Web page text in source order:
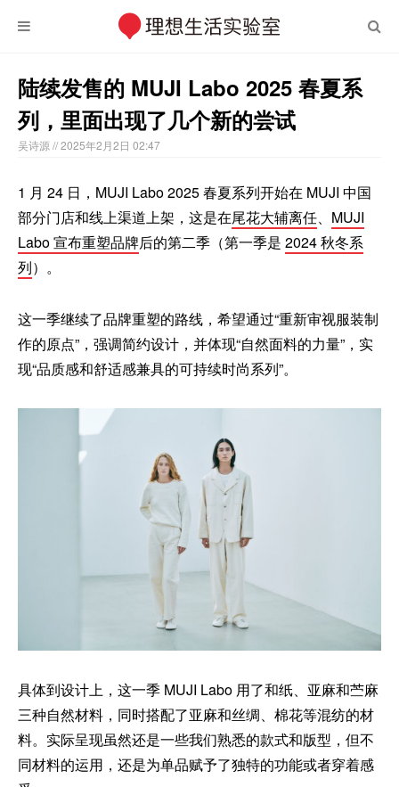
陆续发售的 MUJI Labo 2025 春夏系
列，里面出现了几个新的尝试
吴诗源 // 2025年2月2日 02:47
1 月 24 日，MUJI Labo 2025 春夏系列开始在 MUJI 中国
部分门店和线上渠道上架，这是在尾花大辅离任、 MUJI
Labo 宣布重塑品牌后的第二季（第一季是 2024 秋冬系
列）。
这一季继续了品牌重塑的路线，希望通过“重新审视服装制
作的原点”，强调简约设计，并体现“自然面料的力量”，实
现“品质感和舒适感兼具的可持续时尚系列”。
具体到设计上，这一季 MUJI Labo 用了和纸、亚麻和苎麻
三种自然材料，同时搭配了亚麻和丝绸、棉花等混纺的材
料。实际呈现虽然还是一些我们熟悉的款式和版型，但不
同材料的运用，还是为单品赋予了独特的功能或者穿着感